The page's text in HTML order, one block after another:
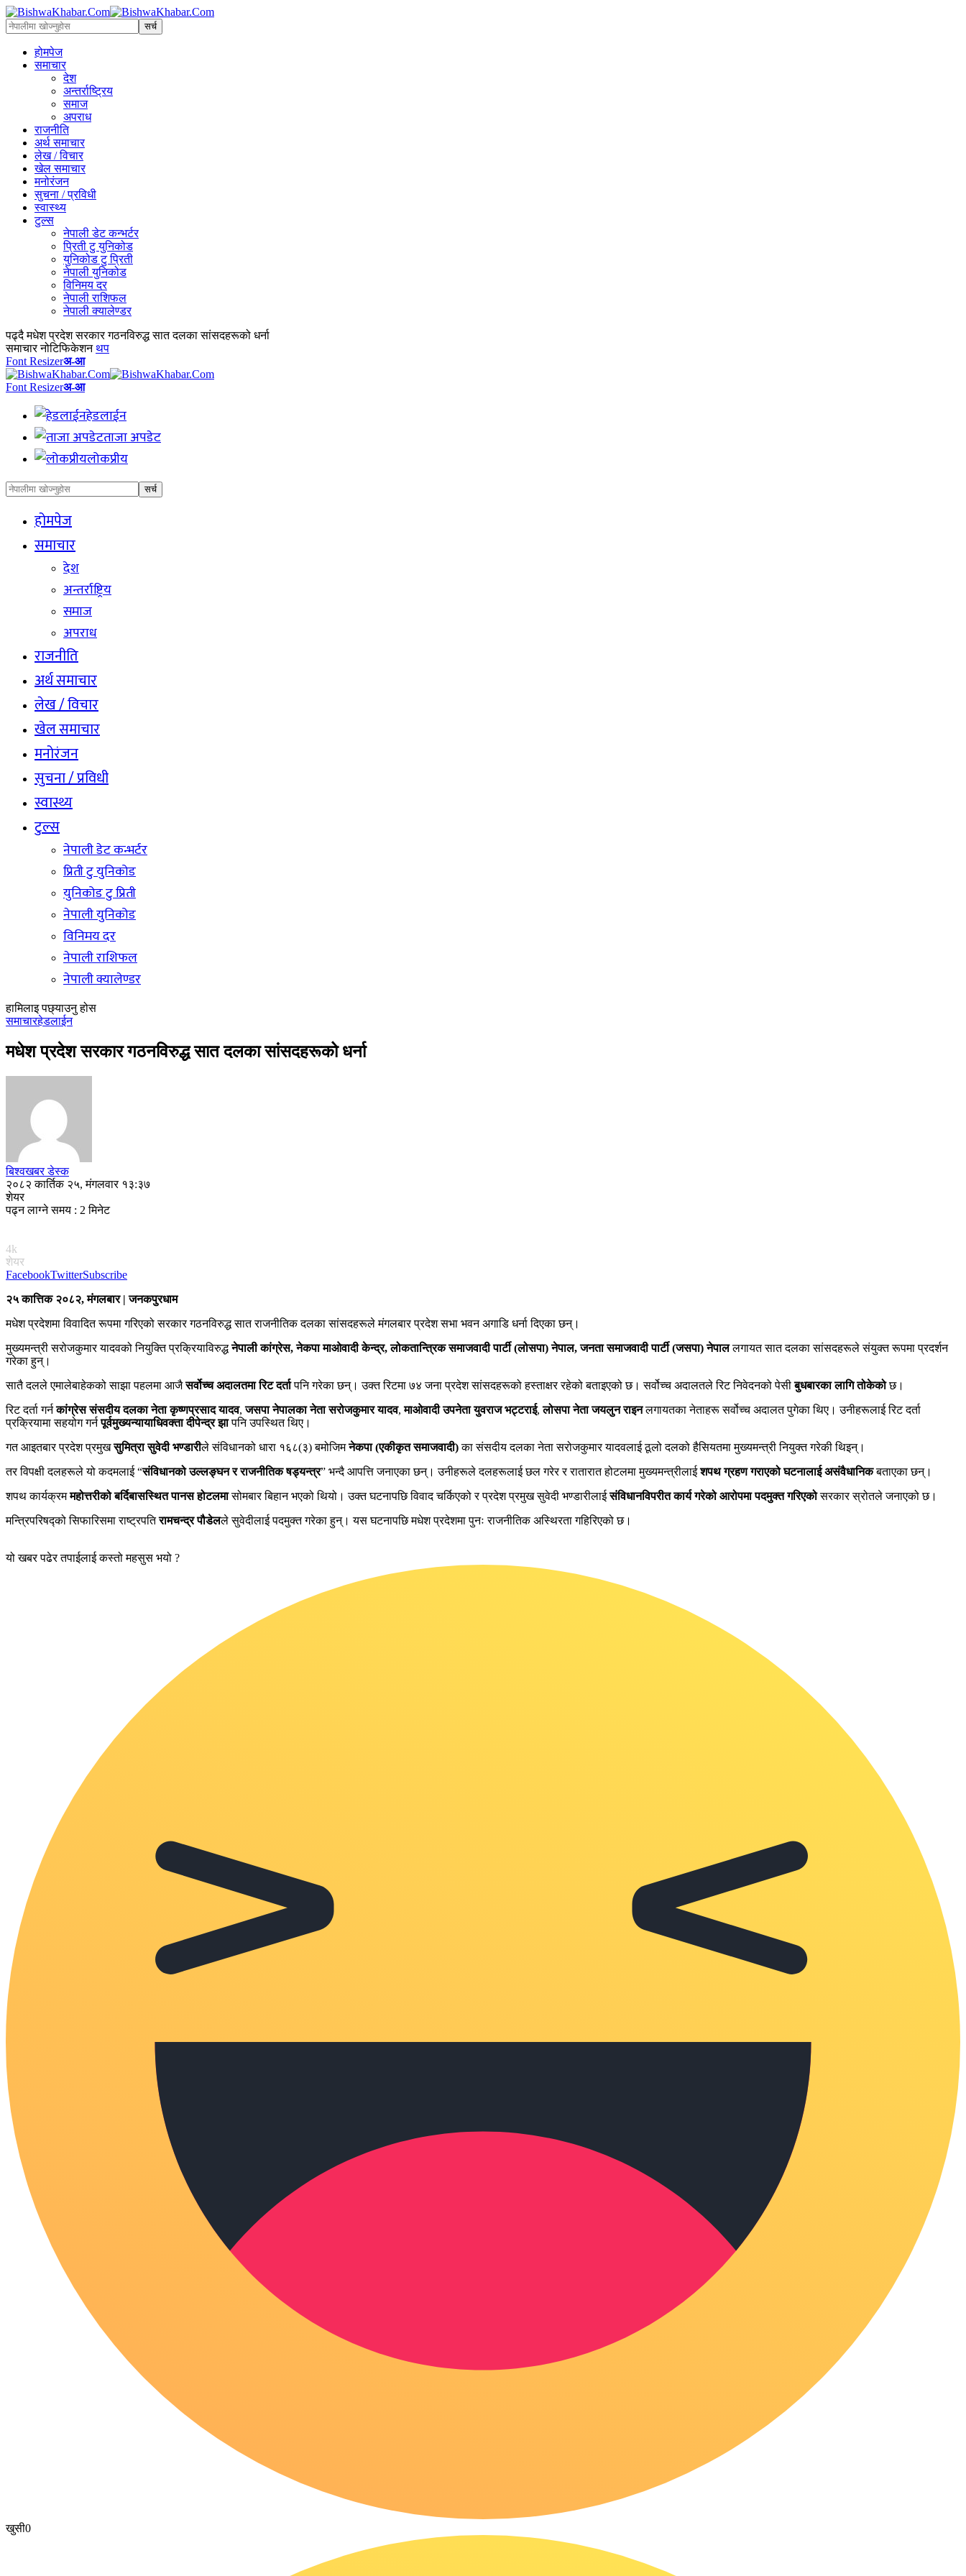
होमपेज
समाचार
देश
अन्तर्राष्ट्रिय
समाज
अपराध
राजनीति
अर्थ समाचार
लेख / विचार
खेल समाचार
मनोरंजन
सुचना / प्रविधी
स्वास्थ्य
टुल्स
नेपाली डेट कन्भर्टर
प्रिती टु युनिकोड
युनिकोड टु प्रिती
नेपाली युनिकोड
विनिमय दर
नेपाली राशिफल
नेपाली क्यालेण्डर
पढ्दै मधेश प्रदेश सरकार गठनविरुद्ध सात दलका सांसदहरूको धर्ना
समाचार नोटिफिकेशन थप
Font Resizerअ-आ
Font Resizerअ-आ
हेडलाईन
ताजा अपडेट
लोकप्रीय
होमपेज
समाचार
देश
अन्तर्राष्ट्रिय
समाज
अपराध
राजनीति
अर्थ समाचार
लेख / विचार
खेल समाचार
मनोरंजन
सुचना / प्रविधी
स्वास्थ्य
टुल्स
नेपाली डेट कन्भर्टर
प्रिती टु युनिकोड
युनिकोड टु प्रिती
नेपाली युनिकोड
विनिमय दर
नेपाली राशिफल
नेपाली क्यालेण्डर
हामिलाइ पछ्याउनु होस
समाचारहेडलाईन
मधेश प्रदेश सरकार गठनविरुद्ध सात दलका सांसदहरूको धर्ना
बिश्वखबर डेस्क
२०८२ कार्तिक २५, मंगलवार १३:३७
शेयर
पढ्न लाग्ने समय : 2 मिनेट
4k
शेयर
FacebookTwitterSubscribe
२५ कात्तिक २०८२, मंगलबार | जनकपुरधाम
मधेश प्रदेशमा विवादित रूपमा गरिएको सरकार गठनविरुद्ध सात राजनीतिक दलका सांसदहरूले मंगलबार प्रदेश सभा भवन अगाडि धर्ना दिएका छन्।
मुख्यमन्त्री सरोजकुमार यादवको नियुक्ति प्रक्रियाविरुद्धनेपाली कांग्रेस, नेकपा माओवादी केन्द्र, लोकतान्त्रिक समाजवादी पार्टी (लोसपा) नेपाल, जनता समाजवादी पार्टी (जसपा) नेपाललगायत सात दलका सांसदहरूले संयुक्त रूपमा प्रदर्शन
गरेका हुन्।
सातै दलले एमालेबाहेकको साझा पहलमा आजैसर्वोच्च अदालतमा रिट दर्तापनि गरेका छन्। उक्त रिटमा ७४ जना प्रदेश सांसदहरूको हस्ताक्षर रहेको बताइएको छ। सर्वोच्च अदालतले रिट निवेदनको पेसीबुधबारका लागि तोकेकोछ।
रिट दर्ता गर्नकांग्रेस संसदीय दलका नेता कृष्णप्रसाद यादव,जसपा नेपालका नेता सरोजकुमार यादव,माओवादी उपनेता युवराज भट्टराई,लोसपा नेता जयलुन राइनलगायतका नेताहरू सर्वोच्च अदालत पुगेका थिए। उनीहरूलाई रिट दर्ता
प्रक्रियामा सहयोग गर्नपूर्वमुख्यन्यायाधिवक्ता दीपेन्द्र झापनि उपस्थित थिए।
गत आइतबार प्रदेश प्रमुखसुमित्रा सुवेदी भण्डारीले संविधानको धारा १६८(३) बमोजिमनेकपा (एकीकृत समाजवादी)का संसदीय दलका नेता सरोजकुमार यादवलाई ठूलो दलको हैसियतमा मुख्यमन्त्री नियुक्त गरेकी थिइन्।
तर विपक्षी दलहरूले यो कदमलाई “संविधानको उल्लङ्घन र राजनीतिक षड्यन्त्र” भन्दै आपत्ति जनाएका छन्। उनीहरूले दलहरूलाई छल गरेर र रातारात होटलमा मुख्यमन्त्रीलाईशपथ ग्रहण गराएको घटनालाई असंवैधानिकबताएका छन्।
शपथ कार्यक्रममहोत्तरीको बर्दिबासस्थित पानस होटलमासोमबार बिहान भएको थियो। उक्त घटनापछि विवाद चर्किएको र प्रदेश प्रमुख सुवेदी भण्डारीलाईसंविधानविपरीत कार्य गरेको आरोपमा पदमुक्त गरिएकोसरकार स्रोतले जनाएको छ।
मन्त्रिपरिषद्को सिफारिसमा राष्ट्रपतिरामचन्द्र पौडेलले सुवेदीलाई पदमुक्त गरेका हुन्। यस घटनापछि मधेश प्रदेशमा पुनः राजनीतिक अस्थिरता गहिरिएको छ।
यो खबर पढेर तपाईलाई कस्तो महसुस भयो ?
खुसी0